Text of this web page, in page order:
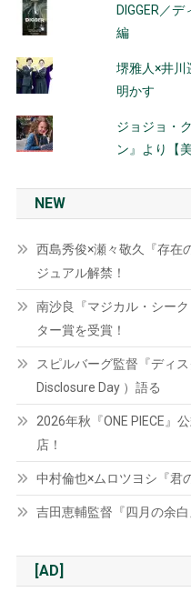
DIGGER／
編
堺雅人×井川
明かす
ジョジョ・
ン』より【
NEW
西島秀俊×瀬々敬久『存在
ジュアル解禁！
南沙良『マジカル・シー
ター賞を受賞！
スピルバーグ監督『ディ
Disclosure Day ）語る
2026年秋『ONE PIECE』
店！
中村倫也×ムロツヨシ『君
吉田恵輔監督『四月の余白
[AD]